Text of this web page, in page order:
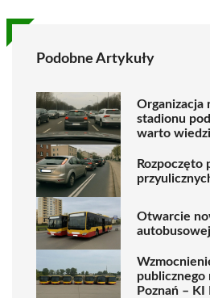
Podobne Artykuły
Organizacja
stadionu
warto
Rozpoczęto
Otwarcie
publicznego
Poznań – KI